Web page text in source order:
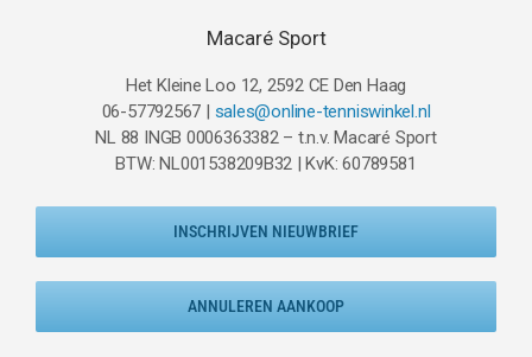
Macaré Sport
Het Kleine Loo 12, 2592 CE Den Haag
06-57792567 | sales@online-tenniswinkel.nl
NL 88 INGB 0006363382 – t.n.v. Macaré Sport
BTW: NL001538209B32 | KvK: 60789581
INSCHRIJVEN NIEUWBRIEF
ANNULEREN AANKOOP